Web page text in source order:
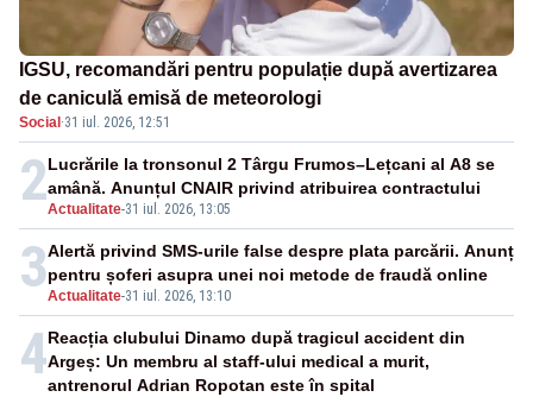
IGSU, recomandări pentru populație după avertizarea
de caniculă emisă de meteorologi
Social ·31 iul. 2026, 12:51
2Actualitate-31 iul. 2026, 13:05
Lucrările la tronsonul 2 Târgu Frumos–Lețcani al A8 se
amână. Anunțul CNAIR privind atribuirea contractului
3Actualitate-31 iul. 2026, 13:10
Alertă privind SMS-urile false despre plata parcării. Anunț
pentru șoferi asupra unei noi metode de fraudă online
4Reacția clubului Dinamo după tragicul accident din
Argeș: Un membru al staff-ului medical a murit,
antrenorul Adrian Ropotan este în spital